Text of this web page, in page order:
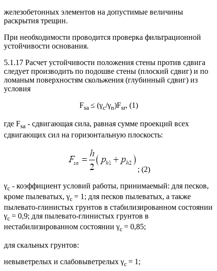
железобетонных элементов на допустимые величины
раскрытия трещин.
При необходимости проводится проверка фильтрационной
устойчивости основания.
5.1.17 Расчет устойчивости положения стены против сдвига
следует производить по подошве стены (плоский сдвиг) и по
ломаным поверхностям скольжения (глубинный сдвиг) из
условия
Fsa ≤ (γc/γn)Fsr, (1)
где Fsa - сдвигающая сила, равная сумме проекций всех
сдвигающих сил на горизонтальную плоскость:
; (2)
γc - коэффициент условий работы, принимаемый: для песков,
кроме пылеватых, γc = 1; для песков пылеватых, а также
пылевато-глинистых грунтов в стабилизированном состоянии
γc = 0,9; для пылевато-глинистых грунтов в
нестабилизированном состоянии γc = 0,85;
для скальных грунтов:
невыветрелых и слабовыветрелых γc = 1;